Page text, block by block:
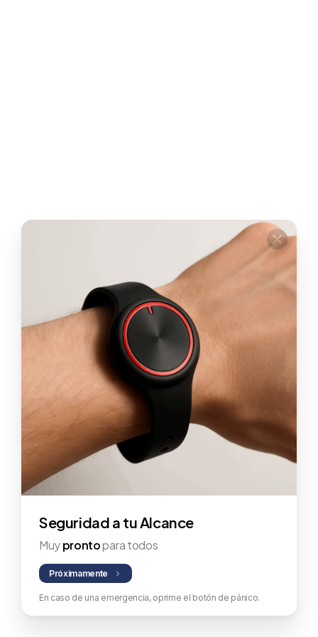
Seguridad a tu Alcance
Muyprontopara todos
Próximamente
En caso de una emergencia, oprime el botón de pánico.